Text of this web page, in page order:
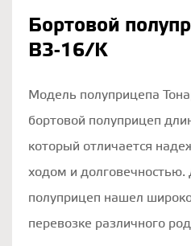
Бортовой
B3-16/K
Модель полуприцепа
бортовой полуприцеп
который отличается
ходом и
полуприцеп нашел
перевозке различного